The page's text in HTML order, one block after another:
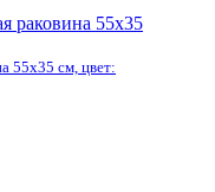
55x35 см, цвет: